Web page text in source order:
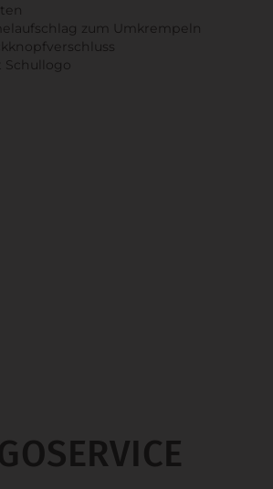
zum Umkrempeln
Schullogo